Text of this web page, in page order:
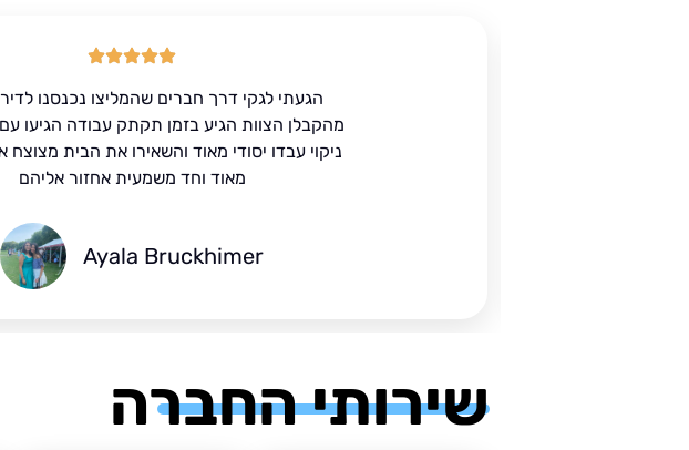
הגעתי לגקי דרך חברים שהמליצו נכנסנו
מהקבלן הצוות הגיע בזמן תקתק עבודה הגיעו
ניקוי עבדו יסודי מאוד והשאירו את הבית מצוצח
מאוד וחד משמעית אחזור אליהם
Ayala Bruckhimer
שירותי החברה